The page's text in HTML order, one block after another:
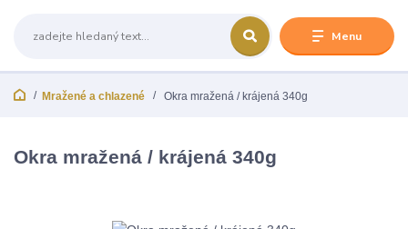
Menu
Mražené a chlazené Okra mražená / krájená 340g
Okra mražená / krájená 340g